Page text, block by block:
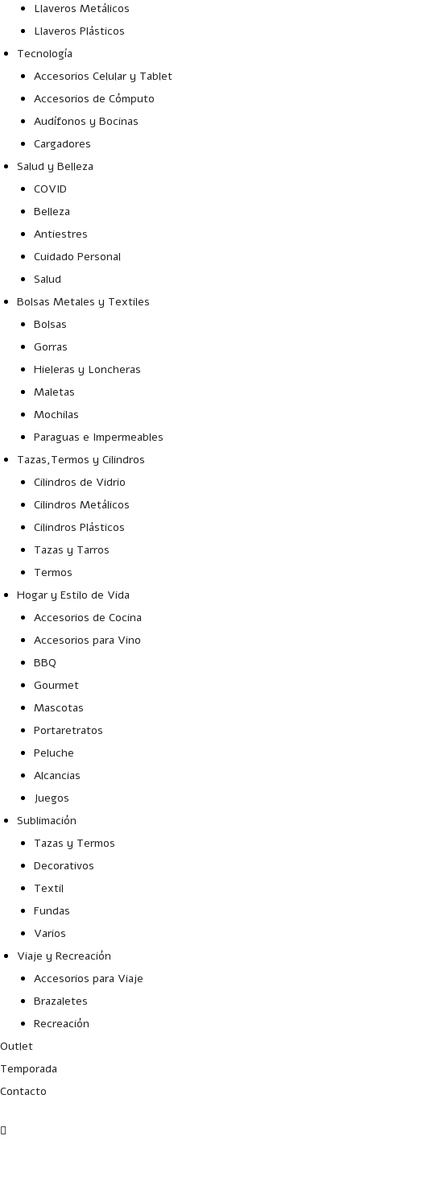
Llaveros Metálicos
Llaveros Plásticos
Tecnología
Accesorios Celular y Tablet
Accesorios de Cómputo
Audífonos y Bocinas
Cargadores
Salud y Belleza
COVID
Belleza
Antiestres
Cuidado Personal
Salud
Bolsas Metales y Textiles
Bolsas
Gorras
Hieleras y Loncheras
Maletas
Mochilas
Paraguas e Impermeables
Tazas,Termos y Cilindros
Cilindros de Vidrio
Cilindros Metálicos
Cilindros Plásticos
Tazas y Tarros
Termos
Hogar y Estilo de Vida
Accesorios de Cocina
Accesorios para Vino
BBQ
Gourmet
Mascotas
Portaretratos
Peluche
Alcancias
Juegos
Sublimación
Tazas y Termos
Decorativos
Textil
Fundas
Varios
Viaje y Recreación
Accesorios para Viaje
Brazaletes
Recreación
Outlet
Temporada
Contacto